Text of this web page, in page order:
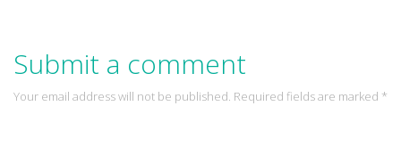
Submit a comment
Your email address will not be published. Required fields are marked *